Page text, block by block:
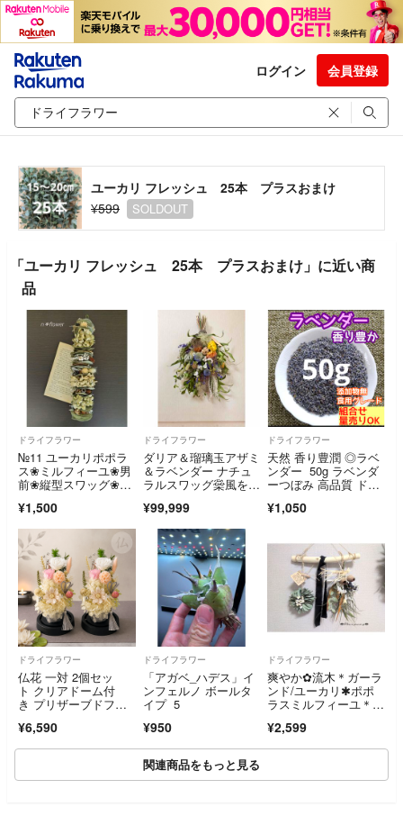
ログイン 会員登録
ユーカリ フレッシュ 25本 プラスおまけ
¥599
SOLDOUT
「ユーカリ フレッシュ 25本 プラスおまけ」に近い商
品
ドライフラワー
№11 ユーカリポポラ
ス❀ミルフィーユ❀男
前❀縦型スワッグ❀ド
¥1,500
ドライフラワー
ダリア＆瑠璃玉アザミ
＆ラベンダー ナチュ
ラルスワッグ橤風を纏
l swag ドライフラワ
ースワッグ
¥99,999
ドライフラワー
天然 香り豊潤 ◎ラベ
ンダー 50g ラベンダ
ーつぼみ 高品質 ドラ
¥1,050
ドライフラワー
仏花 一対 2個セッ
ト クリアドーム付
き プリザーブドフラ
ー お供え花 仏壇 お
盆 初盆 ペット供養
¥6,590
ドライフラワー
「アガベ_ハデス」イ
ンフェルノ ボールタ
イプ 5
¥950
ドライフラワー
爽やか✿流木＊ガーラ
ンド/ユーカリ✱ポポ
ラスミルフィーユ＊吊
¥2,599
関連商品をもっと見る